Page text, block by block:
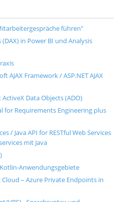
führen"
in Power BI und Analysis
AJAX Framework / ASP.NET AJAX
Data Objects (ADO)
for Requirements Engineering plus
/ Java API for RESTful Web Services
mit Java
Anwendungsgebiete
– Azure Private Endpoints in